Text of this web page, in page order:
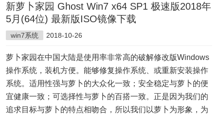
新萝卜家园 Ghost Win7 x64 SP1 极速版2018年
5月(64位) 最新版ISO镜像下载
win7系统 2018-10-26
萝卜家园在中国大陆是使用率非常高的破解修改版Windows
操作系统，装机方便。能够修复操作系统、或重新安装操作
系统。适用性强与萝卜的大众化一致；安全稳定与萝卜的便
宜健康一致；可选择性与萝卜的百搭一致。正是因为我们的
追求目标与萝卜的特点相吻合，所以我们以萝卜为形象，为